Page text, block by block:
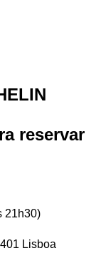
reservar
21h30)
Lisboa